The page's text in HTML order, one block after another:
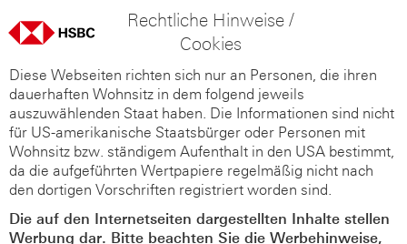
Rechtliche Hinweise /
Cookies
Diese Webseiten richten sich nur an Personen, die ihren
dauerhaften Wohnsitz in dem folgend jeweils
auszuwählenden Staat haben. Die Informationen sind nicht
für US-amerikanische Staatsbürger oder Personen mit
Wohnsitz bzw. ständigem Aufenthalt in den USA bestimmt,
da die aufgeführten Wertpapiere regelmäßig nicht nach
den dortigen Vorschriften registriert worden sind.
Die auf den Internetseiten dargestellten Inhalte stellen
Werbung dar. Bitte beachten Sie die Werbehinweise,